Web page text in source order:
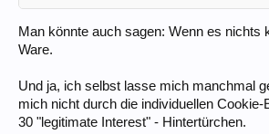
Man könnte auch sagen: Wenn es nichts
Ware.
Und ja, ich selbst lasse mich manchmal
mich nicht durch die individuellen Cookie-
30 "legitimate Interest" - Hintertürchen.